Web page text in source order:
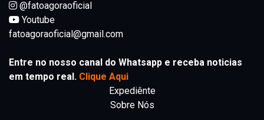
@fatoagoraoficial
Youtube
fatoagoraoficial@gmail.com
Entre no nosso canal do Whatsapp e receba noticias
em tempo real. Clique Aqui
Expediênte
Sobre Nós